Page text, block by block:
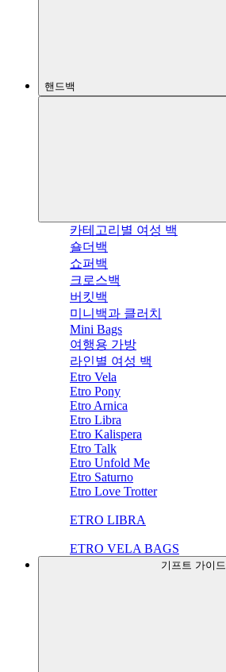
핸드백
카테고리별 여성 백
숄더백
쇼퍼백
크로스백
버킷백
미니백과 클러치
Mini Bags
여행용 가방
라인별 여성 백
Etro Vela
Etro Pony
Etro Arnica
Etro Libra
Etro Kalispera
Etro Talk
Etro Unfold Me
Etro Saturno
Etro Love Trotter
ETRO LIBRA
ETRO VELA BAGS
기프트 가이드